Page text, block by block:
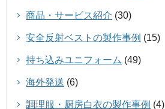
商品・サービス紹介 (30)
安全反射ベストの製作事例 (15)
持ち込みユニフォーム (49)
海外発送 (6)
調理服・厨房白衣の製作事例 (4)